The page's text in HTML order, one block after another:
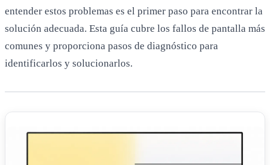
entender estos problemas es el primer paso para encontrar la
solución adecuada. Esta guía cubre los fallos de pantalla más
comunes y proporciona pasos de diagnóstico para
identificarlos y solucionarlos.